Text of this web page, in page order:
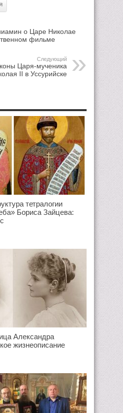
о Царе Николае
фильме
Следующий
Царя-мученика
II в Уссурийске
тетралогии
Бориса Зайцева:
Александра
жизнеописание